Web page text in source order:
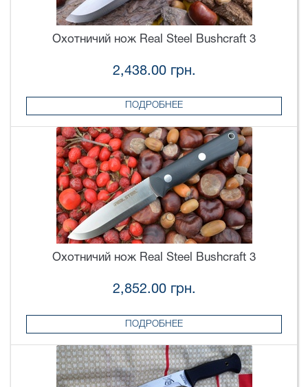
Охотничий нож Real Steel Bushcraft 3
2,438.00 грн.
ПОДРОБНЕЕ
Охотничий нож Real Steel Bushcraft 3
2,852.00 грн.
ПОДРОБНЕЕ